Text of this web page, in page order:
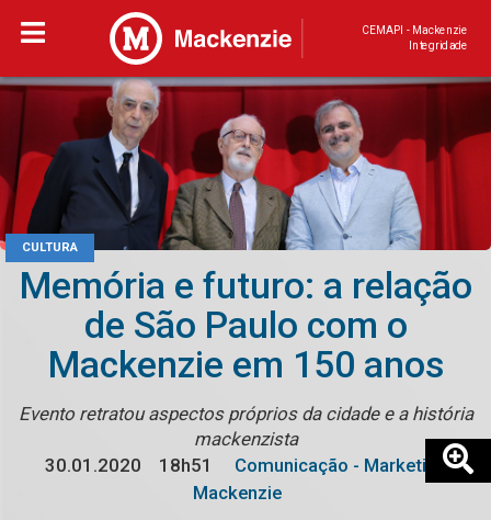
CEMAPI - Mackenzie
Integridade
CULTURA
Memória e futuro: a relação
de São Paulo com o
Mackenzie em 150 anos
Evento retratou aspectos próprios da cidade e a história
mackenzista
30.01.2020
18h51
Comunicação - Marketing
Mackenzie